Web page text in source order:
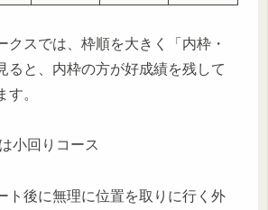
クスでは、枠順を大きく「内枠・
ると、内枠の方が好成績を残して
す。
小回りコース
ト後に無理に位置を取りに行く外